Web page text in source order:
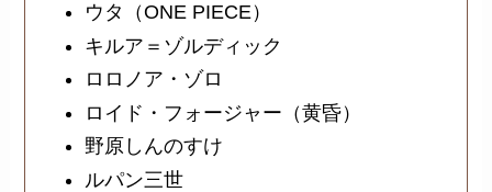
ウタ（ONE PIECE）
キルア＝ゾルディック
ロロノア・ゾロ
ロイド・フォージャー（黄昏）
野原しんのすけ
ルパン三世